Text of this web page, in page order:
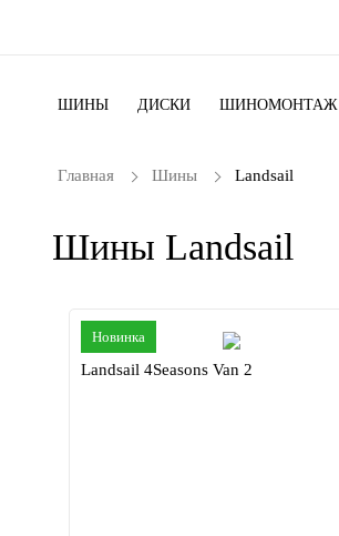
ШИНЫ ДИСКИ ШИНОМОНТАЖ
Главная Шины Landsail
Шины Landsail
Landsail 4Seasons Van 2
Новинка